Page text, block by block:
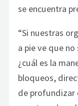
se encuentra
“Si nuestras
a pie ve que
¿cuál es la
bloqueos,
de profundizar